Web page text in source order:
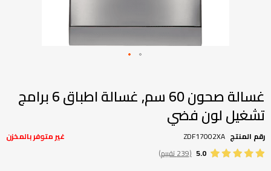
بداية
معرض
الصور
غسالة صحون 60 سم, غسالة اطباق 6 برامج
تشغيل لون فضي
غير متوفر بالمخزن رقم المنتج ZDF17002XA
5.0 (239 تقييم)